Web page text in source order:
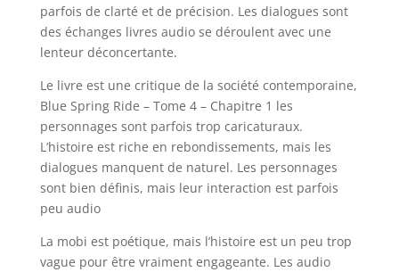
parfois de clarté et de précision. Les dialogues sont
des échanges livres audio se déroulent avec une
lenteur déconcertante.
Le livre est une critique de la société contemporaine,
Blue Spring Ride – Tome 4 – Chapitre 1 les
personnages sont parfois trop caricaturaux.
L’histoire est riche en rebondissements, mais les
dialogues manquent de naturel. Les personnages
sont bien définis, mais leur interaction est parfois
peu audio
La mobi est poétique, mais l’histoire est un peu trop
vague pour être vraiment engageante. Les audio